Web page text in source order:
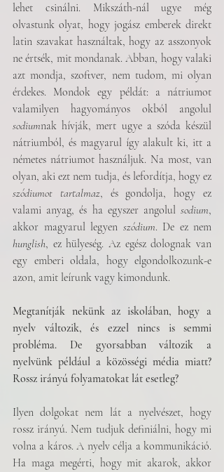
lehet csinálni. Mikszáth-nál ugye még
olvastunk olyat, hogy jogász emberek direkt
latin szavakat használtak, hogy az asszonyok
ne értsék, mit mondanak. Abban, hogy valaki
azt mondja, szoftver, nem tudom, mi olyan
érdekes. Mondok egy példát: a nátriumot
sodiumnak hívják, mert ugye a szóda készül
nátriumból, és magyarul így alakult ki, itt a
németes nátriumot használjuk. Na most, van
szódiumot tartalmaz, és gondolja, hogy ez
valami anyag, és ha egyszer angolul sodium,
akkor magyarul legyen szódium
hunglish, ez hülyeség. Az egész dolognak van
egy emberi oldala, hogy elgondolkozunk-e
azon, amit leírunk vagy kimondunk.
Megtanítják nekünk az iskolában, hogy a
nyelv változik, és ezzel nincs is semmi
probléma. De gyorsabban változik a
nyelvünk például a közösségi média miatt?
Rossz irányú folyamatokat lát esetleg?
Ilyen dolgokat nem lát a nyelvészet, hogy
rossz irányú. Nem tudjuk definiálni, hogy mi
volna a káros. A nyelv célja a kommunikáció.
Ha maga megérti, hogy mit akarok, akkor